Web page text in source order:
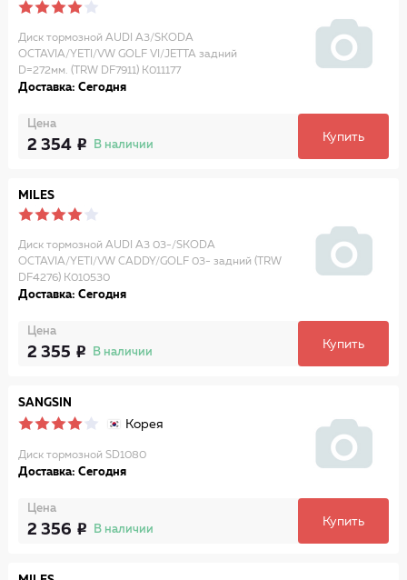
Диск тормозной AUDI A3/SKODA
OCTAVIA/YETI/VW GOLF VI/JETTA задний
D=272мм. (TRW DF7911) K011177
Доставка: Сегодня
Цена
2 354 В наличии
Купить
MILES
Диск тормозной AUDI A3 03-/SKODA
OCTAVIA/YETI/VW CADDY/GOLF 03- задний (TRW
DF4276) K010530
Доставка: Сегодня
Цена
2 355 В наличии
Купить
SANGSIN
Корея
Диск тормозной SD1080
Доставка: Сегодня
Цена
2 356 В наличии
Купить